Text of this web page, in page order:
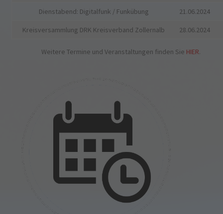
Dienstabend: Digitalfunk / Funkübung 21.06.2024
Kreisversammlung DRK Kreisverband Zollernalb 28.06.2024
Weitere Termine und Veranstaltungen finden Sie HIER.